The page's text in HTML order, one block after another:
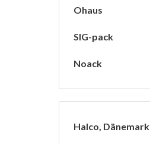
Ohaus
SIG-pack
Noack
Halco, Dänemark